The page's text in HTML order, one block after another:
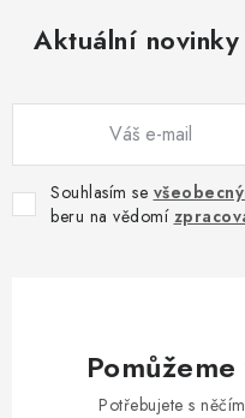
Aktuální
Souhlasím se
beru na vědomí
Potřebujete s